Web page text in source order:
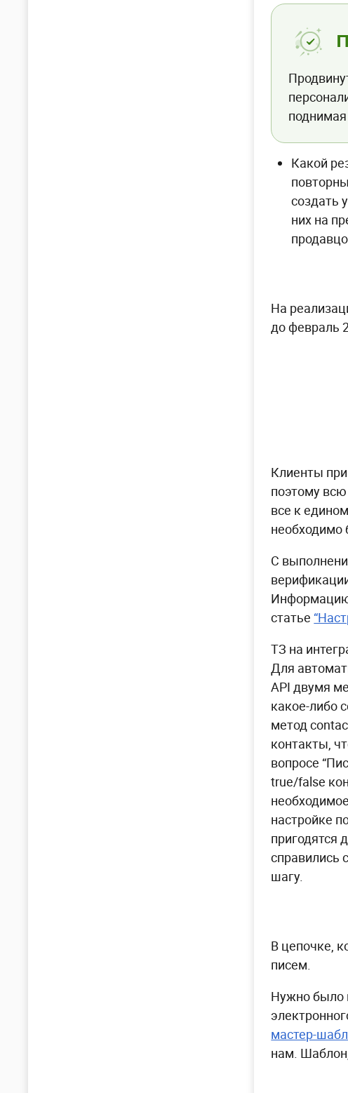
Какой
создать
них на
На
до февраль
Клиенты
поэтому
все к
необходимо
С
Информацию
статье
ТЗ на
Для
API двумя
какое-либо
метод
контакты,
вопросе
true/false
настройке
пригодятся
справились
шагу.
В цепочке,
писем.
Нужно было
мастер-
нам.